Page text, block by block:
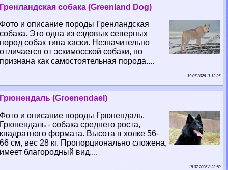
Гренландская собака (Greenland Dog)
Фото и описание породы Гренландская
собака. Это одна из ездовых северных
пород собак типа хаски. Незначительно
отличается от эскимосской собаки, но
признана как самостоятельная порода....
19 07 2026 11:12:25
Грюнендаль (Groenendael)
Фото и описание породы Грюнендаль.
Грюнендаль - собака среднего роста,
квадратного формата. Высота в холке 56-
66 см, вес 28 кг. Пропорционально сложена,
имеет благородный вид....
18 07 2026 3:22:50